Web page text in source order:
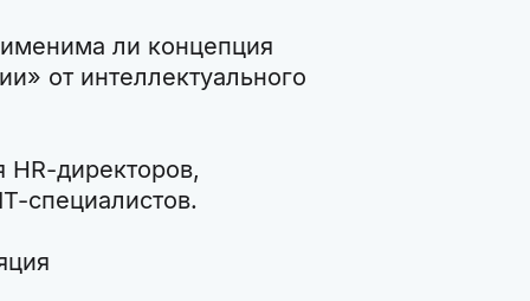
ли концепция
от интеллектуального
директоров,
специалистов.